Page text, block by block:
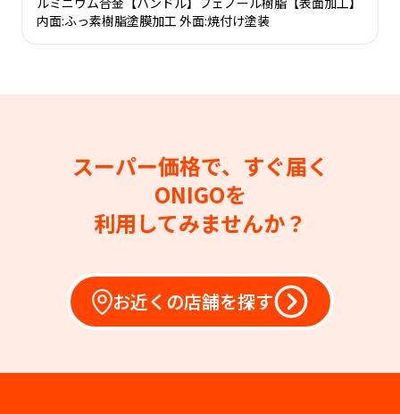
内面:ふっ素樹脂塗膜加工 外面:焼付け塗装
スーパー価格で、すぐ届く
ONIGOを
利用してみませんか？
お近くの店舗を探す